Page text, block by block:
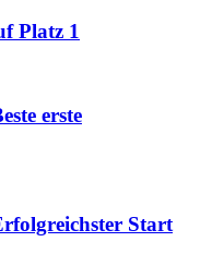
Platz 1
erste
Start